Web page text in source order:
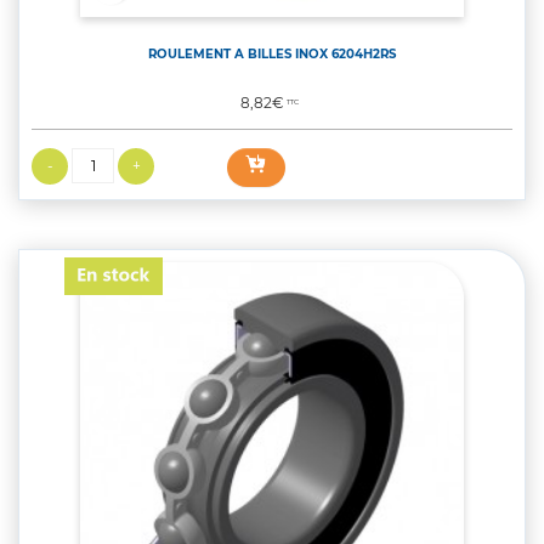
ROULEMENT A BILLES INOX 6204H2RS
Prix
8,82€TTC